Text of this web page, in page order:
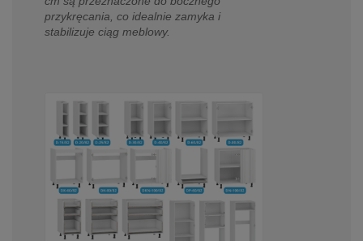
przykręcania, co idealnie zamyka i
stabilizuje ciąg meblowy.